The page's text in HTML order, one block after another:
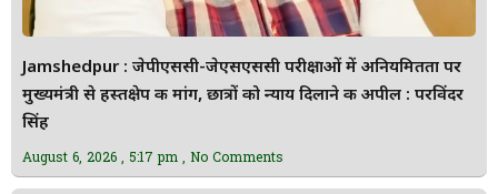
Jamshedpur : जेपीएससी-जेएसएससी परीक्षाओं में अनियमितता पर
मुख्यमंत्री से हस्तक्षेप की मांग, छात्रों को न्याय दिलाने की अपील : परविंदर
सिंह
August 6, 2026 5:17 pm No Comments